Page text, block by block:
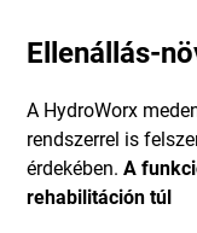
Ellenállás-
A HydroWorx
rendszerrel is
érdekében.A
rehabilitáción túl